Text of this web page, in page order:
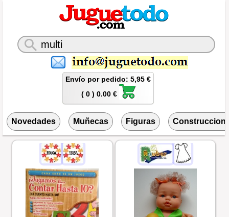
Envío por pedido: 5,95 €
( 0 ) 0.00 €
Novedades Muñecas Figuras